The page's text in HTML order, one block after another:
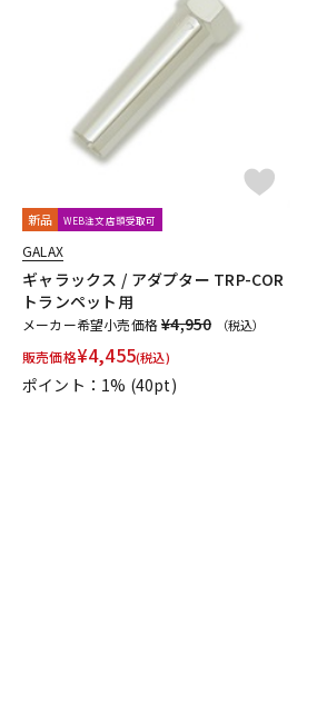
新品 WEB注文店頭受取可
GALAX
ギャラックス / アダプター TRP-COR
トランペット用
メーカー希望小売価格¥4,950 （税込）
販売価格¥4,455(税込)
ポイント：1% (40pt)